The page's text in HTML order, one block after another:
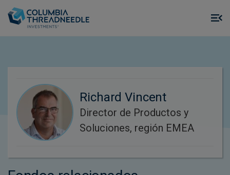
Richard Vincent
Director de Productos y
Soluciones, región EMEA